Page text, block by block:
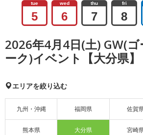
tue
5
wed
6
thu
7
fri
8
2026年4月4日(土) GW(
ーク)イベント【大分県】
エリアを絞り込む
九州・沖縄 福岡県 佐賀
熊本県 大分県 宮崎